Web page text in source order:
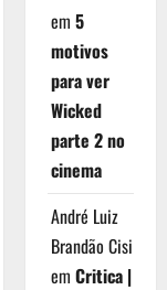
em 5
motivos
para ver
Wicked
parte 2 no
cinema
André Luiz
Brandão Cisi
em Critica |